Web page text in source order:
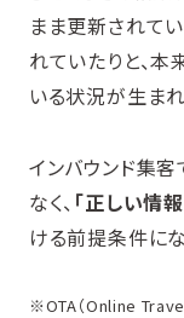
まま更新されて
れていたりと、
いる状況が生まれ
インバウンド集客
なく、 「正しい情
ける前提条件にな
※OTA（Online